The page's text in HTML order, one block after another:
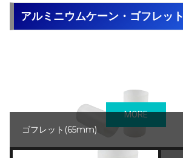
アルミニウムケーン・ゴフレット
MORE
ゴフレット(65mm)